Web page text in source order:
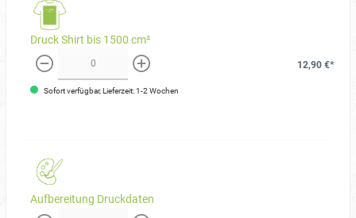
Druck Shirt bis 1500 cm²
weniger mehr
12,90 €*
Sofort verfügbar, Lieferzeit: 1-2 Wochen
Aufbereitung Druckdaten